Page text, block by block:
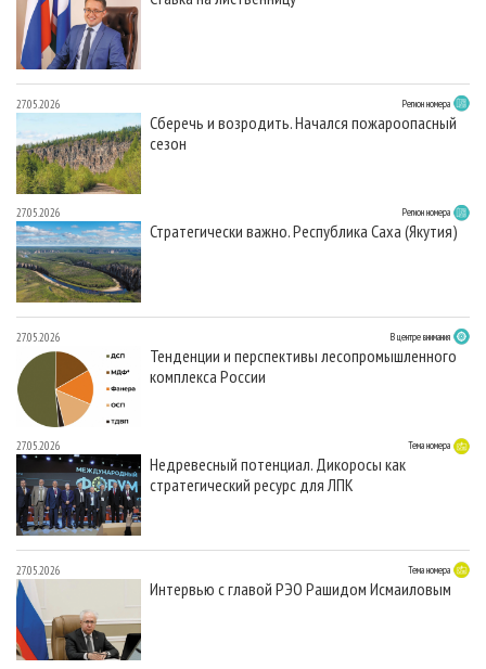
27.05.2026 Регион номера
Сберечь и возродить. Начался пожароопасный
сезон
27.05.2026 Регион номера
Стратегически важно. Республика Саха (Якутия)
27.05.2026 В центре внимания
Тенденции и перспективы лесопромышленного
комплекса России
27.05.2026 Тема номера
Недревесный потенциал. Дикоросы как
стратегический ресурс для ЛПК
27.05.2026 Тема номера
Интервью с главой РЭО Рашидом Исмаиловым